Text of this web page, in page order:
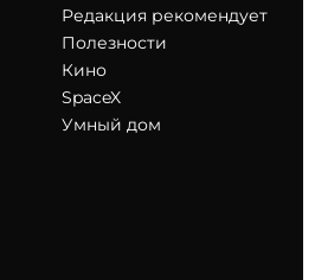
Редакция рекомендует
Полезности
Кино
SpaceX
Умный дом